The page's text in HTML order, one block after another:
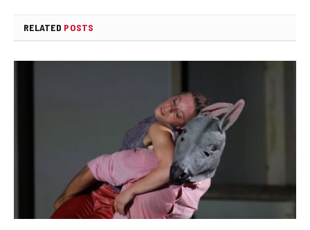
RELATED POSTS